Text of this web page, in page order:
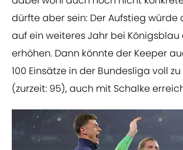
dürfte aber sein: Der Aufstieg würde
auf ein weiteres Jahr bei
erhöhen. Dann könnte der Keeper
100 Einsätze in der Bundesliga voll
(zurzeit: 95), auch mit Schalke